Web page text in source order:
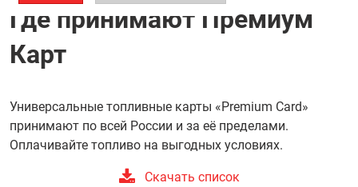
Где принимают Премиум
Карт
Универсальные топливные карты «Premium Card»
принимают по всей России и за её пределами.
Оплачивайте топливо на выгодных условиях.
Скачать список